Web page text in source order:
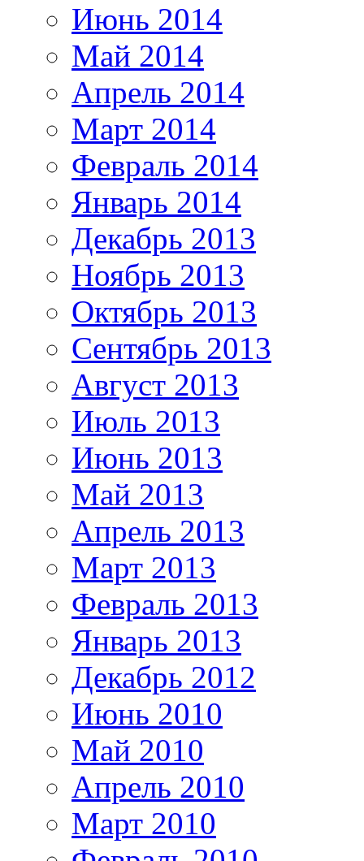
Июнь 2014
Май 2014
Апрель 2014
Март 2014
Февраль 2014
Январь 2014
Декабрь 2013
Ноябрь 2013
Октябрь 2013
Сентябрь 2013
Август 2013
Июль 2013
Июнь 2013
Май 2013
Апрель 2013
Март 2013
Февраль 2013
Январь 2013
Декабрь 2012
Июнь 2010
Май 2010
Апрель 2010
Март 2010